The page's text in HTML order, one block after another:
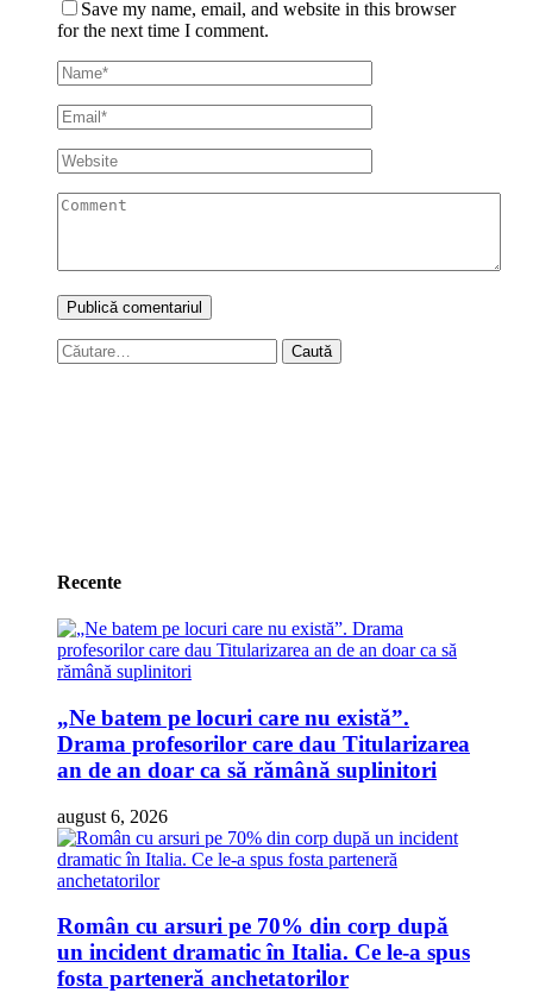
Save my name, email, and website in this browser
for the next time I comment.
Caută
după:
Recente
„Ne batem pe locuri care nu există”.
Drama profesorilor care dau Titularizarea
an de an doar ca să rămână suplinitori
august 6, 2026
Român cu arsuri pe 70% din corp după
un incident dramatic în Italia. Ce le-a spus
fosta parteneră anchetatorilor